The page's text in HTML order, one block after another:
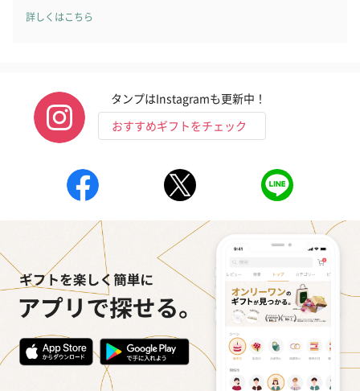
詳しくはこちら
タンプはInstagramも更新中！
おすすめギフトをチェック